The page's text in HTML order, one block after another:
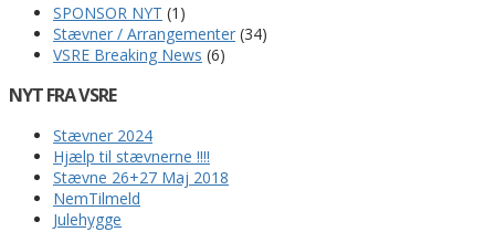
SPONSOR NYT (1)
Stævner / Arrangementer (34)
VSRE Breaking News (6)
NYT FRA VSRE
Stævner 2024
Hjælp til stævnerne !!!!
Stævne 26+27 Maj 2018
NemTilmeld
Julehygge